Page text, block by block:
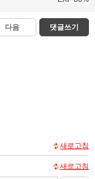
다음 댓글쓰기
새로고침
새로고침